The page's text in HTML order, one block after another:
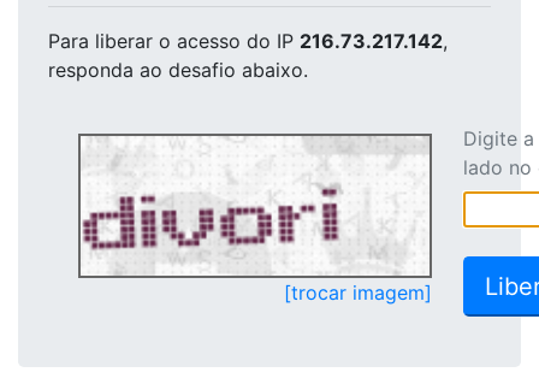
Para liberar o acesso do IP 216.73.217.142,
responda ao desafio abaixo.
[trocar imagem]
Digite
lado no